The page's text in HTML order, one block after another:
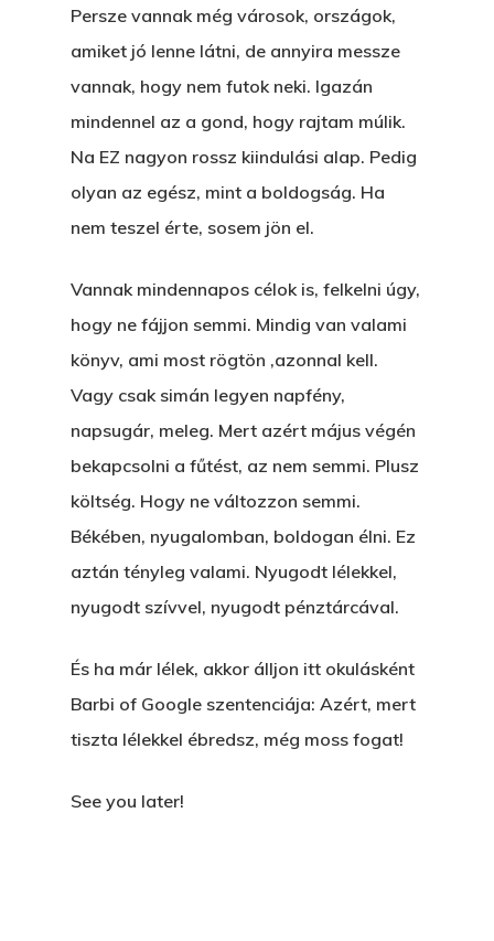
Persze vannak még városok, országok,
amiket jó lenne látni, de annyira messze
vannak, hogy nem futok neki. Igazán
mindennel az a gond, hogy rajtam múlik.
Na EZ nagyon rossz kiindulási alap. Pedig
olyan az egész, mint a boldogság. Ha
nem teszel érte, sosem jön el.
Vannak mindennapos célok is, felkelni úgy,
hogy ne fájjon semmi. Mindig van valami
könyv, ami most rögtön ,azonnal kell.
Vagy csak simán legyen napfény,
napsugár, meleg. Mert azért május végén
bekapcsolni a fűtést, az nem semmi. Plusz
költség. Hogy ne változzon semmi.
Békében, nyugalomban, boldogan élni. Ez
aztán tényleg valami. Nyugodt lélekkel,
nyugodt szívvel, nyugodt pénztárcával.
És ha már lélek, akkor álljon itt okulásként
Barbi of Google szentenciája: Azért, mert
tiszta lélekkel ébredsz, még moss fogat!
See you later!